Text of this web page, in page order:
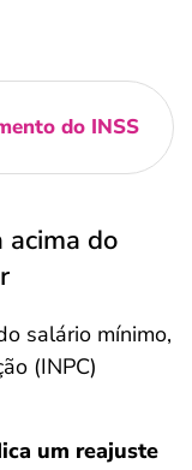
do INSS
do
salário mínimo,
(INPC)
um reajuste